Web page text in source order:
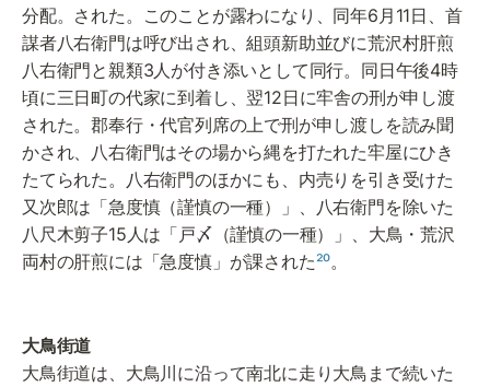
分配。された。このことが露わになり、同年6月11日、首
謀者八右衛門は呼び出され、組頭新助並びに荒沢村肝煎
八右衛門と親類3人が付き添いとして同行。同日午後4時
頃に三日町の代家に到着し、翌12日に牢舎の刑が申し渡
された。郡奉行・代官列席の上で刑が申し渡しを読み聞
かされ、八右衛門はその場から縄を打たれた牢屋にひき
たてられた。八右衛門のほかにも、内売りを引き受けた
又次郎は「急度慎（謹慎の一種）」、八右衛門を除いた
八尺木剪子15人は「戸〆（謹慎の一種）」、大鳥・荒沢
両村の肝煎には「急度慎」が課された²⁰。
大鳥街道は、大鳥川に沿って南北に走り大鳥まで続いた